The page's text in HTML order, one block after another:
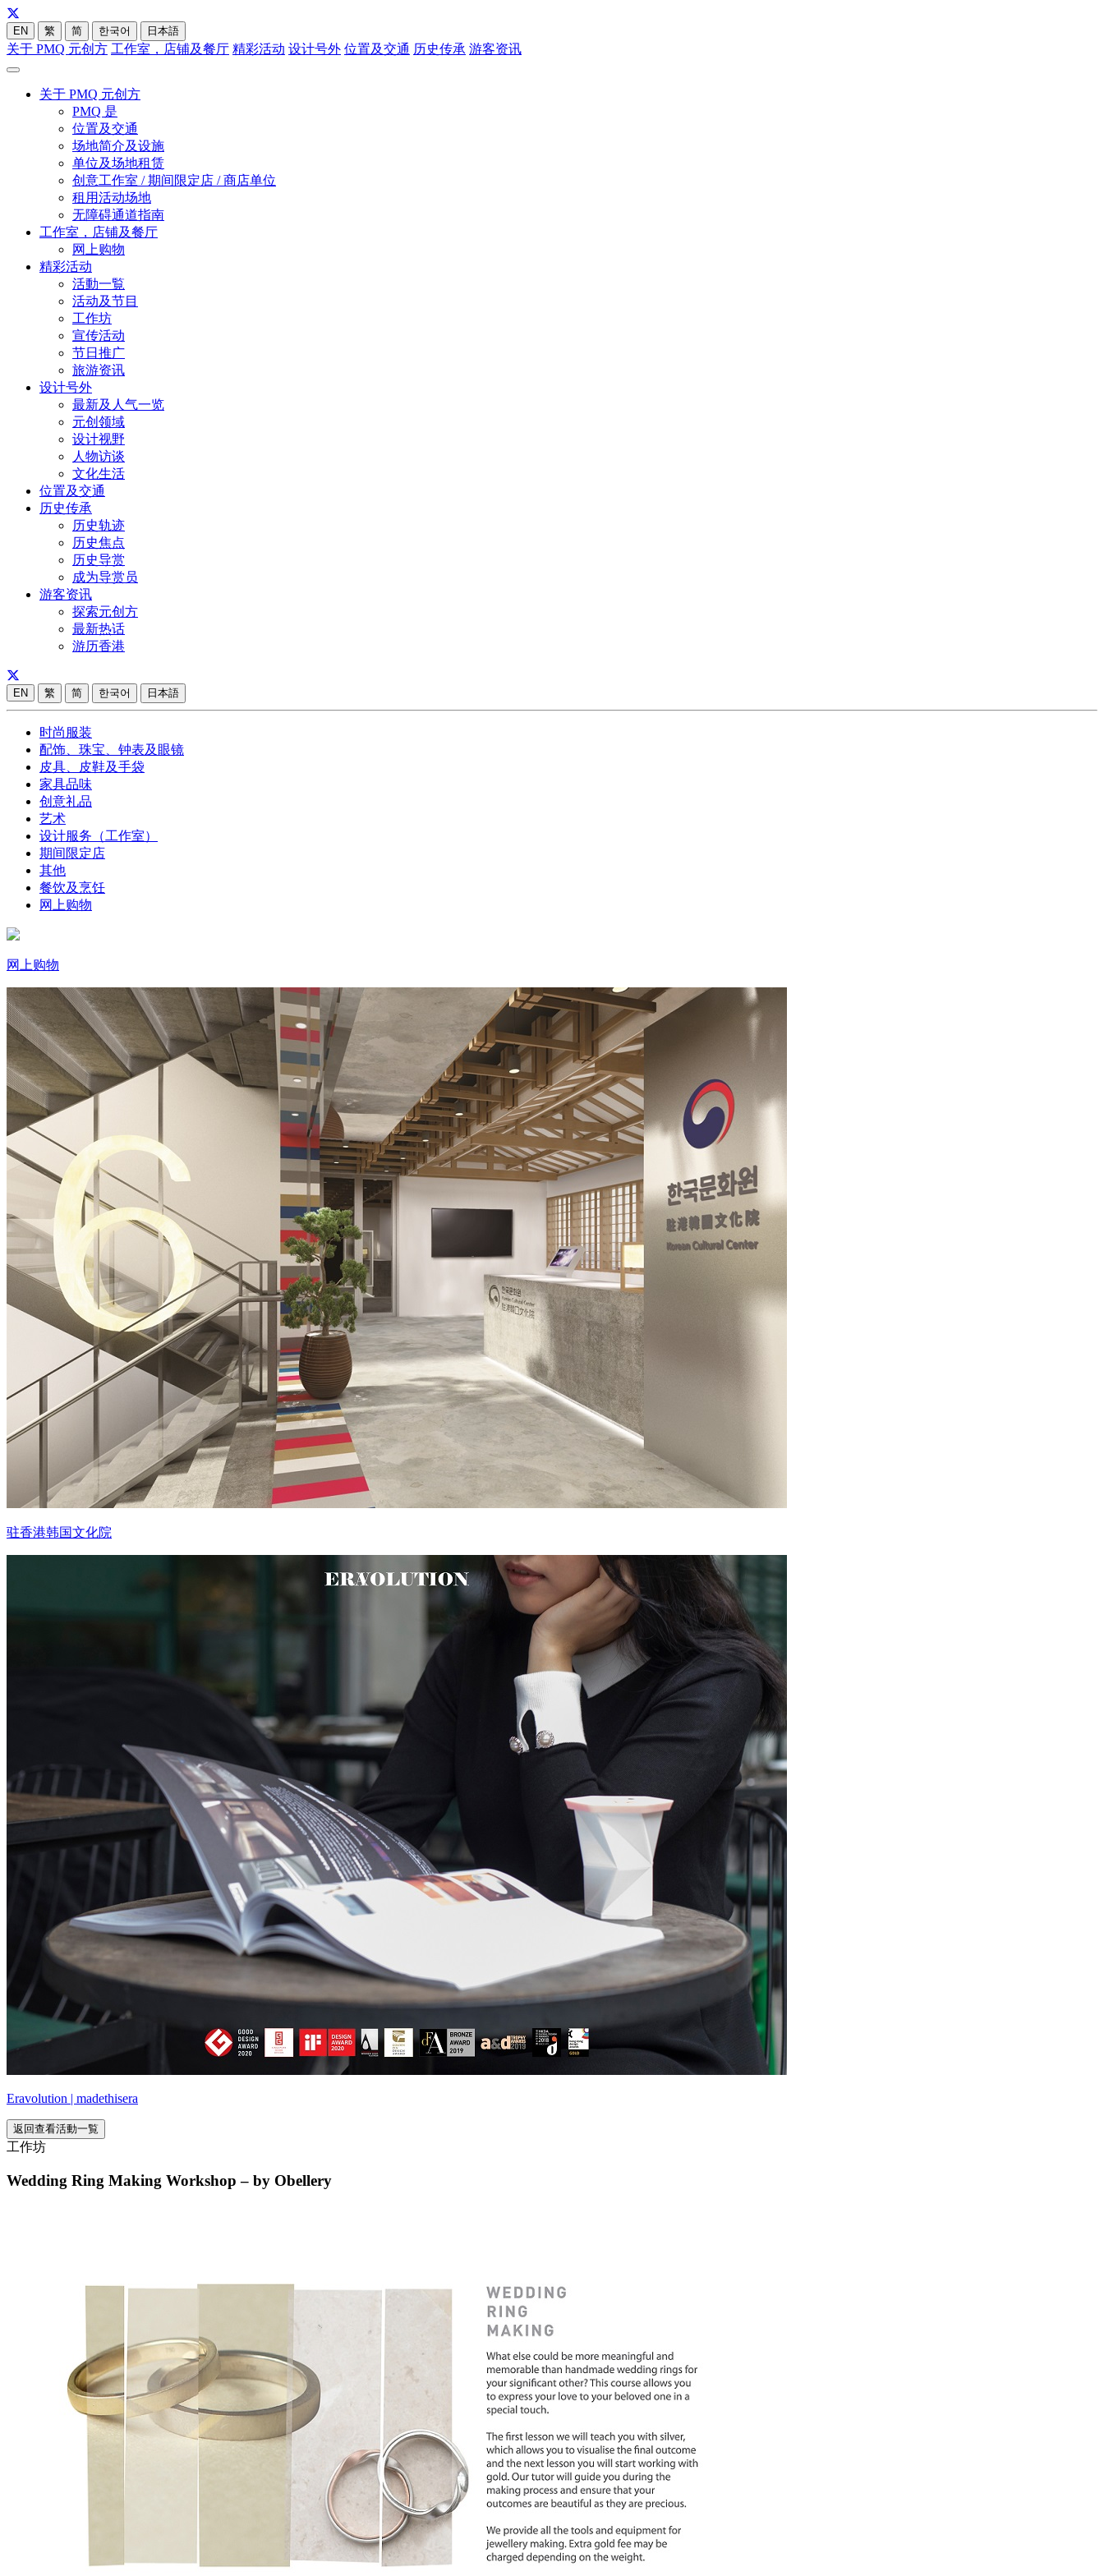
EN 繁 简 한국어 日本語
关于 PMQ 元创方 工作室，店铺及餐厅 精彩活动 设计号外 位置及交通 历史传承 游客资讯
关于 PMQ 元创方
PMQ 是
位置及交通
场地简介及设施
单位及场地租赁
创意工作室 / 期间限定店 / 商店单位
租用活动场地
无障碍通道指南
工作室，店铺及餐厅
网上购物
精彩活动
活動一覧
活动及节目
工作坊
宣传活动
节日推广
旅游资讯
设计号外
最新及人气一览
元创领域
设计视野
人物访谈
文化生活
位置及交通
历史传承
历史轨迹
历史焦点
历史导赏
成为导赏员
游客资讯
探索元创方
最新热话
游历香港
EN 繁 简 한국어 日本語
时尚服装
配饰、珠宝、钟表及眼镜
皮具、皮鞋及手袋
家具品味
创意礼品
艺术
设计服务（工作室）
期间限定店
其他
餐饮及烹饪
网上购物
网上购物
驻香港韩国文化院
Eravolution | madethisera
返回查看活動一覧
工作坊
Wedding Ring Making Workshop – by Obellery